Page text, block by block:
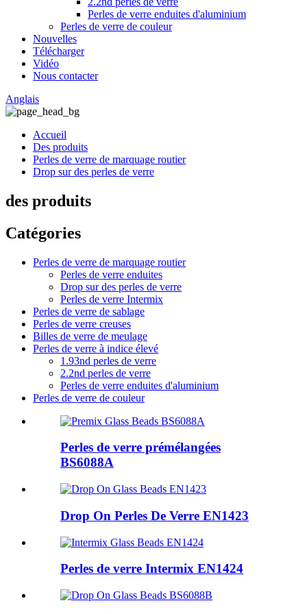
Perles de verre enduites d'aluminium
Perles de verre de couleur
Nouvelles
Télécharger
Vidéo
Nous contacter
Anglais
Accueil
Des produits
Perles de verre de marquage routier
Drop sur des perles de verre
des produits
Catégories
Perles de verre de marquage routier
Perles de verre enduites
Drop sur des perles de verre
Perles de verre Intermix
Perles de verre de sablage
Perles de verre creuses
Billes de verre de meulage
Perles de verre à indice élevé
1.93nd perles de verre
2.2nd perles de verre
Perles de verre enduites d'aluminium
Perles de verre de couleur
Perles de verre prémélangées
BS6088A
Drop On Perles De Verre EN1423
Perles de verre Intermix EN1424